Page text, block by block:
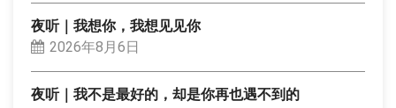
夜听｜我想你，我想见见你
2026年8月6日
夜听｜我不是最好的，却是你再也遇不到的